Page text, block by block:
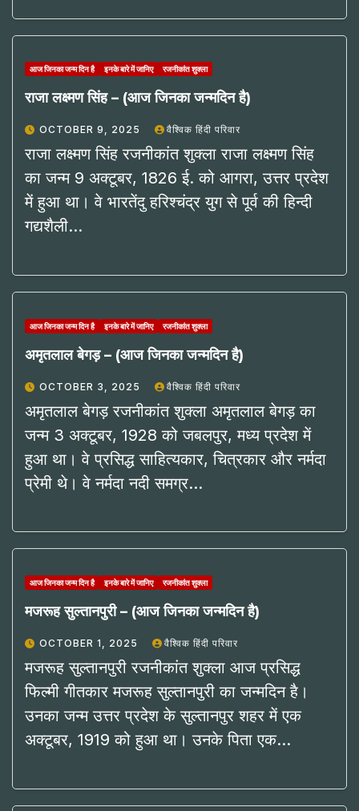
आज जिनका जन्म दिन है इनके बारे में जानिए रजनीकांत शुक्ला
राजा लक्ष्मण सिंह – (आज जिनका जन्मदिन है)
OCTOBER 9, 2025 वैश्विक हिंदी परिवार
राजा लक्ष्मण सिंह रजनीकांत शुक्ला राजा लक्ष्मण सिंह
का जन्म 9 अक्टूबर, 1826 ई. को आगरा, उत्तर प्रदेश
में हुआ था। वे भारतेंदु हरिश्चंद्र युग से पूर्व की हिन्दी
गद्यशैली…
आज जिनका जन्म दिन है इनके बारे में जानिए रजनीकांत शुक्ला
अमृतलाल बेगड़ – (आज जिनका जन्मदिन है)
OCTOBER 3, 2025 वैश्विक हिंदी परिवार
अमृतलाल बेगड़ रजनीकांत शुक्ला अमृतलाल बेगड़ का
जन्म 3 अक्टूबर, 1928 को जबलपुर, मध्य प्रदेश में
हुआ था। वे प्रसिद्ध साहित्यकार, चित्रकार और नर्मदा
प्रेमी थे। वे नर्मदा नदी समग्र…
आज जिनका जन्म दिन है इनके बारे में जानिए रजनीकांत शुक्ला
मजरूह सुल्तानपुरी – (आज जिनका जन्मदिन है)
OCTOBER 1, 2025 वैश्विक हिंदी परिवार
मजरूह सुल्तानपुरी रजनीकांत शुक्ला आज प्रसिद्ध
फिल्मी गीतकार मजरूह सुल्तानपुरी का जन्मदिन है।
उनका जन्म उत्तर प्रदेश के सुल्तानपुर शहर में एक
अक्टूबर, 1919 को हुआ था। उनके पिता एक…